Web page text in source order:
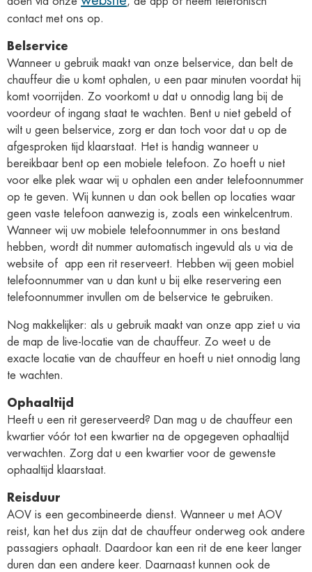
contact met ons op.
Belservice
Wanneer u gebruik maakt van onze belservice, dan belt de
chauffeur die u komt ophalen, u een paar minuten voordat hij
komt voorrijden. Zo voorkomt u dat u onnodig lang bij de
voordeur of ingang staat te wachten. Bent u niet gebeld of
wilt u geen belservice, zorg er dan toch voor dat u op de
afgesproken tijd klaarstaat. Het is handig wanneer u
bereikbaar bent op een mobiele telefoon. Zo hoeft u niet
voor elke plek waar wij u ophalen een ander telefoonnummer
op te geven. Wij kunnen u dan ook bellen op locaties waar
geen vaste telefoon aanwezig is, zoals een winkelcentrum.
Wanneer wij uw mobiele telefoonnummer in ons bestand
hebben, wordt dit nummer automatisch ingevuld als u via de
website of app een rit reserveert. Hebben wij geen mobiel
telefoonnummer van u dan kunt u bij elke reservering een
telefoonnummer invullen om de belservice te gebruiken.
Nog makkelijker: als u gebruik maakt van onze app ziet u via
de map de live-locatie van de chauffeur. Zo weet u de
exacte locatie van de chauffeur en hoeft u niet onnodig lang
te wachten.
Ophaaltijd
Heeft u een rit gereserveerd? Dan mag u de chauffeur een
kwartier vóór tot een kwartier na de opgegeven ophaaltijd
verwachten. Zorg dat u een kwartier voor de gewenste
ophaaltijd klaarstaat.
Reisduur
AOV is een gecombineerde dienst. Wanneer u met AOV
reist, kan het dus zijn dat de chauffeur onderweg ook andere
passagiers ophaalt. Daardoor kan een rit de ene keer langer
duren dan een andere keer. Daarnaast kunnen ook de